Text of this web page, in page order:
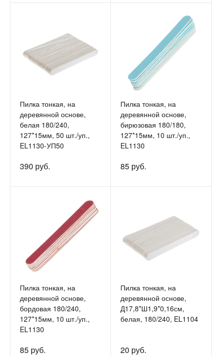
Пилка тонкая, на
деревянной основе,
белая 180/240,
127*15мм, 50 шт./уп.,
EL1130-УП50
390 руб.
Пилка тонкая, на
деревянной основе,
бирюзовая 180/180,
127*15мм, 10 шт./уп.,
EL1130
85 руб.
Пилка тонкая, на
деревянной основе,
бордовая 180/240,
127*15мм, 10 шт./уп.,
EL1130
85 руб.
Пилка тонкая, на
деревянной основе,
Д17,8*Ш1,9*0,16см,
белая, 180/240, EL1104
20 руб.